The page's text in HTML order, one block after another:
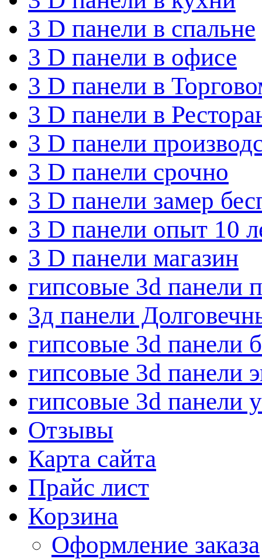
3 D панели в спальне
3 D панели в офисе
3 D панели в
3 D панели в
3 D панели
3 D панели срочно
3 D панели замер
3 D панели опыт 10
3 D панели магазин
гипсовые 3d панели
3д панели
гипсовые 3d панели
гипсовые 3d панели
гипсовые 3d панели
Отзывы
Карта сайта
Прайс лист
Корзина
Оформление заказа